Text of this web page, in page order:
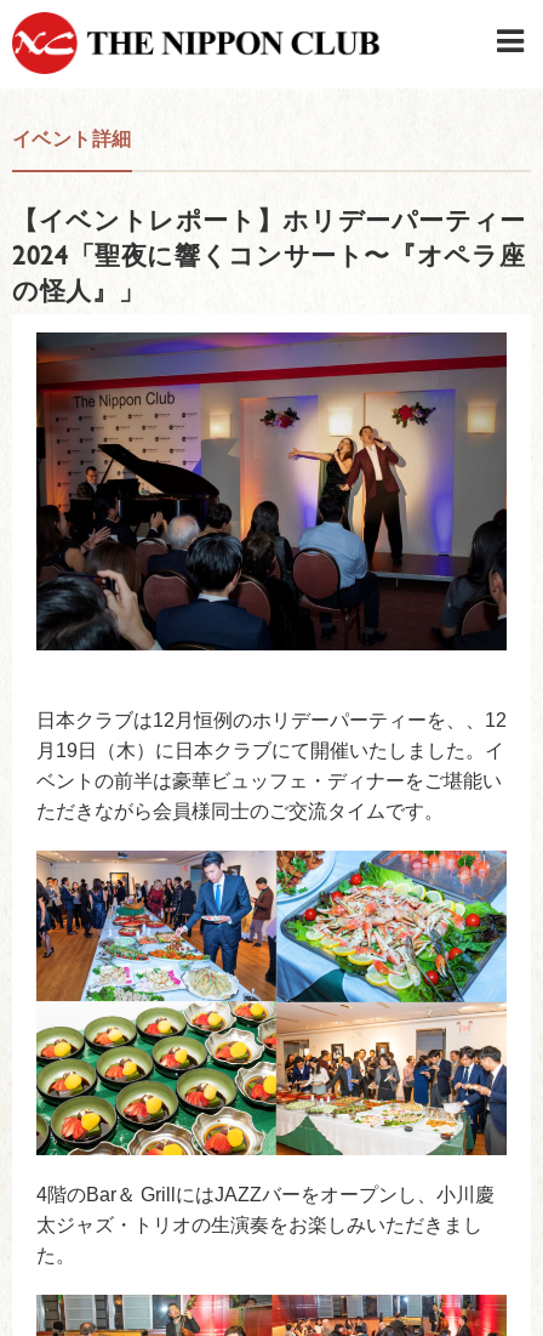
イベント詳細
【イベントレポート】ホリデーパーティー
2024「聖夜に響くコンサート〜『オペラ座
の怪人』」
日本クラブは12月恒例のホリデーパーティーを、、12
月19日（木）に日本クラブにて開催いたしました。イ
ベントの前半は豪華ビュッフェ・ディナーをご堪能い
ただきながら会員様同士のご交流タイムです。
4階のBar＆ GrillにはJAZZバーをオープンし、小川慶
太ジャズ・トリオの生演奏をお楽しみいただきまし
た。
日本クラブメンバーログイン
連絡先・駐車場
はじめてご利用の方はこちら
›